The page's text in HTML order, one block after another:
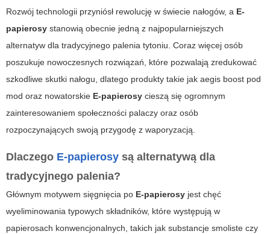
Rozwój technologii przyniósł rewolucję w świecie nałogów, a E-
papierosy stanowią obecnie jedną z najpopularniejszych
alternatyw dla tradycyjnego palenia tytoniu. Coraz więcej osób
poszukuje nowoczesnych rozwiązań, które pozwalają zredukować
szkodliwe skutki nałogu, dlatego produkty takie jak aegis boost pod
mod oraz nowatorskie E-papierosy cieszą się ogromnym
zainteresowaniem społeczności palaczy oraz osób
rozpoczynających swoją przygodę z waporyzacją.
Dlaczego E-papierosy są alternatywą dla
tradycyjnego palenia?
Głównym motywem sięgnięcia po E-papierosy jest chęć
wyeliminowania typowych składników, które występują w
papierosach konwencjonalnych, takich jak substancje smoliste czy